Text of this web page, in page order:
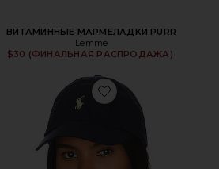
ВИТАМИННЫЕ МАРМЕЛАДКИ PURR
Lemme
$30 (ФИНАЛЬНАЯ РАСПРОДАЖА)
Favorite ШЛЯПА